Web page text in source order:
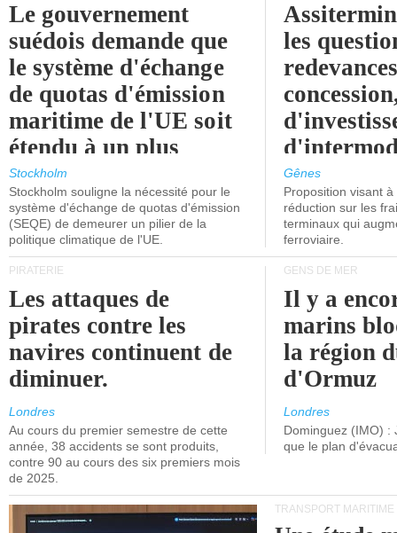
Le gouvernement
suédois demande que
le système d'échange
de quotas d'émission
maritime de l'UE soit
étendu à un plus
grand nombre de
navires.
Stockholm
Stockholm souligne la nécessité pour le
système d'échange de quotas d'émission
(SEQE) de demeurer un pilier de la
politique climatique de l'UE.
les
l'attention
politiciens.
Gênes
Proposition visant
réduction sur les
terminaux qui
ferroviaire.
PIRATERIE
Les attaques de
pirates contre les
navires continuent de
diminuer.
Londres
Au cours du premier semestre de cette
année, 38 accidents se sont produits,
contre 90 au cours des six premiers mois
de 2025.
GENS DE MER
Il y a
marins
la région
d'Ormuz
Londres
Dominguez (IMO) :
que le plan
TRANSPORT MARITIME